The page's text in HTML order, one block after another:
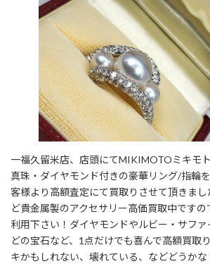
一福久留米店、店頭にてMIKIMOTOミキモ
真珠・ダイヤモンド付きの豪華リング/指輪
客様より高額査定にて買取りさせて頂きま
ど貴金属製のアクセサリー高価買取中です
利用下さい！ダイヤモンドやルビー・サフ
どの宝石など、1点だけでも喜んで高額買取
キかもしれない、壊れている、などどうかな